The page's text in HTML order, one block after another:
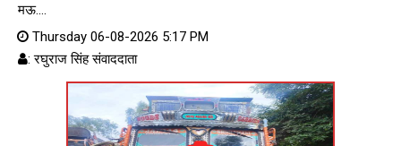
मऊ....
Thursday 06-08-2026 5:17 PM
: रघुराज सिंह संवाददाता